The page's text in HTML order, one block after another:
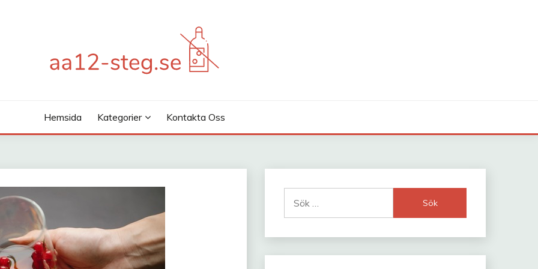
Hemsida Kategorier Kontakta Oss
efter: